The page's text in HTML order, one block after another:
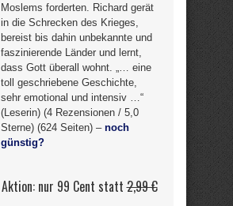
Moslems forderten. Richard gerät
in die Schrecken des Krieges,
bereist bis dahin unbekannte und
faszinierende Länder und lernt,
dass Gott überall wohnt. „… eine
toll geschriebene Geschichte,
sehr emotional und intensiv …“
(Leserin) (4 Rezensionen / 5,0
Sterne) (624 Seiten) – noch
günstig?
Aktion: nur 99 Cent statt2,99 €